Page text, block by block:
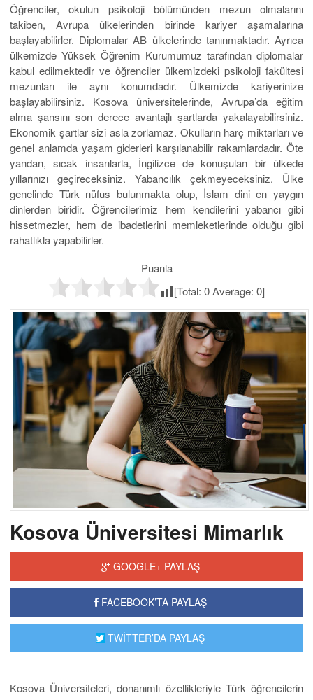
Öğrenciler, okulun psikoloji bölümünden mezun olmalarını
takiben, Avrupa ülkelerinden birinde kariyer aşamalarına
başlayabilirler. Diplomalar AB ülkelerinde tanınmaktadır. Ayrıca
ülkemizde Yüksek Öğrenim Kurumumuz tarafından diplomalar
kabul edilmektedir ve öğrenciler ülkemizdeki psikoloji fakültesi
mezunları ile aynı konumdadır. Ülkemizde kariyerinize
başlayabilirsiniz. Kosova üniversitelerinde, Avrupa’da eğitim
alma şansını son derece avantajlı şartlarda yakalayabilirsiniz.
Ekonomik şartlar sizi asla zorlamaz. Okulların harç miktarları ve
genel anlamda yaşam giderleri karşılanabilir rakamlardadır. Öte
yandan, sıcak insanlarla, İngilizce de konuşulan bir ülkede
yıllarınızı geçireceksiniz. Yabancılık çekmeyeceksiniz. Ülke
genelinde Türk nüfus bulunmakta olup, İslam dini en yaygın
dinlerden biridir. Öğrencilerimiz hem kendilerini yabancı gibi
hissetmezler, hem de ibadetlerini memleketlerinde olduğu gibi
rahatlıkla yapabilirler.
Puanla
[Total: 0Average: 0]
Kosova Üniversitesi Mimarlık
GOOGLE+ PAYLAŞ
FACEBOOK’TA PAYLAŞ
TWİTTER’DA PAYLAŞ
Kosova Üniversiteleri, donanımlı özellikleriyle Türk öğrencilerin